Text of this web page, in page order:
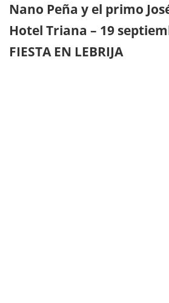
Nano Peña y el primo
Hotel Triana – 19
FIESTA EN LEBRIJA